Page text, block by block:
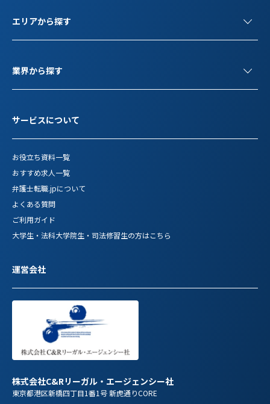
エリアから探す
業界から探す
サービスについて
お役立ち資料一覧
おすすめ求人一覧
弁護士転職.jpについて
よくある質問
ご利用ガイド
大学生・法科大学院生・司法修習生の方はこちら
運営会社
株式会社C&Rリーガル・エージェンシー社
東京都港区新橋四丁目1番1号 新虎通りCORE